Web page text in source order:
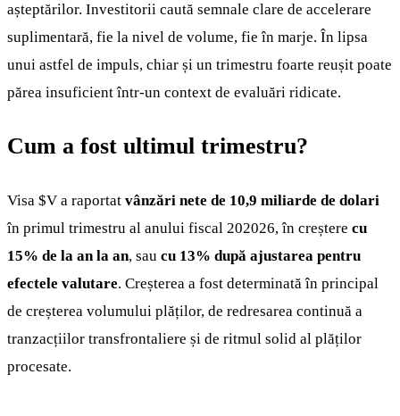
așteptărilor. Investitorii caută semnale clare de accelerare
suplimentară, fie la nivel de volume, fie în marje. În lipsa
unui astfel de impuls, chiar și un trimestru foarte reușit poate
părea insuficient într-un context de evaluări ridicate.
Cum a fost ultimul trimestru?
Visa $V a raportat vânzări nete de 10,9 miliarde de dolari
în primul trimestru al anului fiscal 202026, în creștere cu
15% de la an la an, sau cu 13% după ajustarea pentru
efectele valutare. Creșterea a fost determinată în principal
de creșterea volumului plăților, de redresarea continuă a
tranzacțiilor transfrontaliere și de ritmul solid al plăților
procesate.